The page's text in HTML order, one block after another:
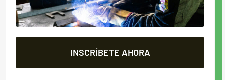
INSCRÍBETE AHORA